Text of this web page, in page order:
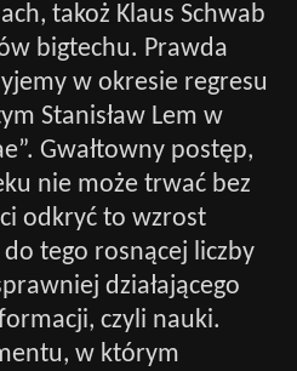
takoż Klaus Schwab
bigtechu. Prawda
w okresie regresu
Stanisław Lem w
Gwałtowny postęp,
nie może trwać bez
odkryć to wzrost
tego rosnącej liczby
działającego
czyli nauki.
w którym